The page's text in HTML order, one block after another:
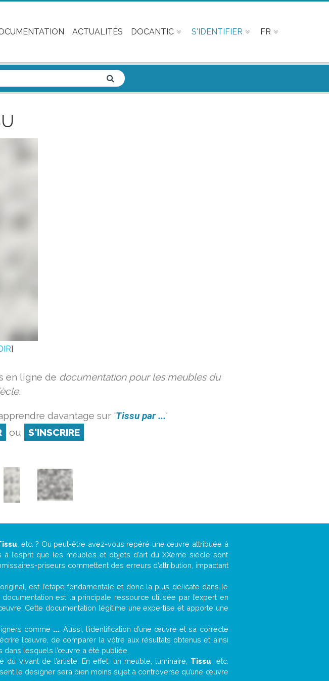
ACTUALITÉS DOCANTIC S'IDENTIFIER FR
]
en ligne de documentation pour les meubles du
davantage sur 'Tissu par ...'
ou S'INSCRIRE
, etc. ? Ou peut-être avez-vous repéré une œuvre attribuée à
l’esprit que les meubles et objets d’art du XXème siècle sont
priseurs commettent des erreurs d’attribution, impactant
est l’étape fondamentale et donc la plus délicate dans le
est la principale ressource utilisée par l’expert en
Cette documentation légitime une expertise et apporte une
comme .... Aussi, l’identification d’une œuvre et sa correcte
l’œuvre, de comparer la vôtre aux résultats obtenus et ainsi
dans lesquels l’œuvre a été publiée.
vivant de l’artiste. En effet, un meuble, luminaire, Tissu , etc.
le designer sera bien moins sujet à controverse qu’une œuvre